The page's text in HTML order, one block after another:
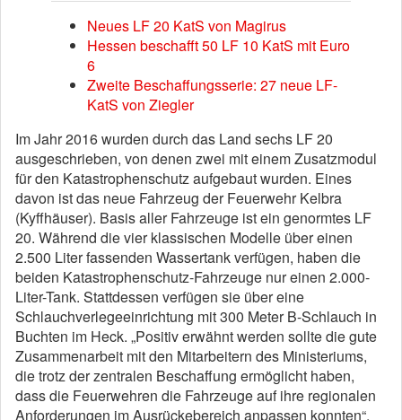
Neues LF 20 KatS von Magirus
Hessen beschafft 50 LF 10 KatS mit Euro
6
Zweite Beschaffungsserie: 27 neue LF-
KatS von Ziegler
Im Jahr 2016 wurden durch das Land sechs LF 20
ausgeschrieben, von denen zwei mit einem Zusatzmodul
für den Katastrophenschutz aufgebaut wurden. Eines
davon ist das neue Fahrzeug der Feuerwehr Kelbra
(Kyffhäuser). Basis aller Fahrzeuge ist ein genormtes LF
20. Während die vier klassischen Modelle über einen
2.500 Liter fassenden Wassertank verfügen, haben die
beiden Katastrophenschutz-Fahrzeuge nur einen 2.000-
Liter-Tank. Stattdessen verfügen sie über eine
Schlauchverlegeeinrichtung mit 300 Meter B-Schlauch in
Buchten im Heck. „Positiv erwähnt werden sollte die gute
Zusammenarbeit mit den Mitarbeitern des Ministeriums,
die trotz der zentralen Beschaffung ermöglicht haben,
dass die Feuerwehren die Fahrzeuge auf ihre regionalen
Anforderungen im Ausrückebereich anpassen konnten“,